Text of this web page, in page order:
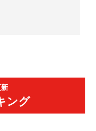
ング